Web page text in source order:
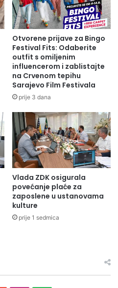
Otvorene prijave za Bingo
Festival Fits: Odaberite
outfit s omiljenim
influencerom i zablistajte
na Crvenom tepihu
Sarajevo Film Festivala
prije 3 dana
Vlada ZDK osigurala
povećanje plaće za
zaposlene u ustanovama
kulture
prije 1 sedmica